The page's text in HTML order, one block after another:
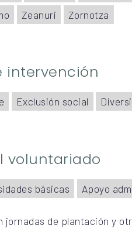
Zeanuri Zornotza
intervención
Exclusión social
voluntariado
básicas Apoyo
jornadas de plantación y